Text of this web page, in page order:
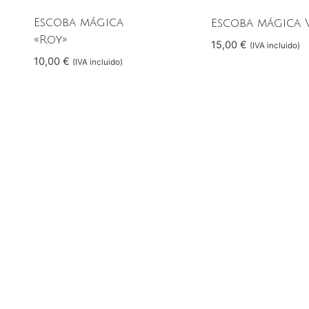
Escoba mágica
«Roy»
10,00 € (IVA incluido)
Escoba mágica
15,00€ (IVA incluido)